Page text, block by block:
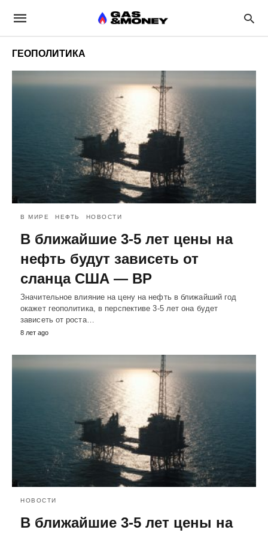
ГЕОПОЛИТИКА
В МИРЕ НЕФТЬ НОВОСТИ
В ближайшие 3-5 лет цены на
нефть будут зависеть от
сланца США — BP
Значительное влияние на цену на нефть в ближайший год
окажет геополитика, в перспективе 3-5 лет она будет
зависеть от роста…
8 лет ago
НОВОСТИ
В ближайшие 3-5 лет цены на